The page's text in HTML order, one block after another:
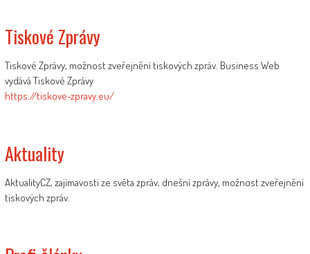
Tiskové Zprávy
Tiskové Zprávy, možnost zveřejnění tiskových zpráv. Business Web
vydává Tiskové Zprávy
https://tiskove-zpravy.eu/
Aktuality
AktualityCZ, zajímavosti ze světa zpráv, dnešní zprávy, možnost zveřejnění
tiskových zpráv.